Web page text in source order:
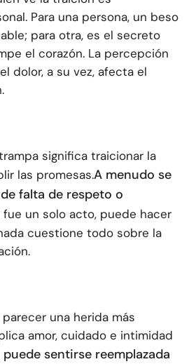
Para una persona, un beso
para otra, es el secreto
el corazón. La percepción
dolor, a su vez, afecta el
significa traicionar la
las promesas.A menudo se
falta de respeto o
fue un solo acto, puede hacer
cuestione todo sobre la
una herida más
amor, cuidado e intimidad
puede sentirse reemplazada